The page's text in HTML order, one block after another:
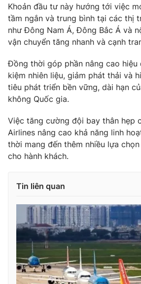
Tư vấn
Chuyên mục khác
Photo
VTV Money VTV
Thị trường 24h
VTV4 Vươn
VTV8
Liên hệ tòa soạn English
Khoản đầu tư này hướng tới việc
tầm ngắn và trung bình tại các thị
như Đông Nam Á, Đông Bắc Á và
vận chuyển tăng nhanh và cạnh
Đồng thời góp phần nâng cao hiệu
kiệm nhiên liệu, giảm phát thải và
tiêu phát triển bền vững, dài hạn
không Quốc gia.
Việc tăng cường đội bay thân hẹp
Airlines nâng cao khả năng linh
thời mang đến thêm nhiều lựa
cho hành khách.
Tin liên quan